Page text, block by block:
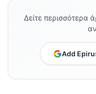
Δείτε περισσότερα
Add